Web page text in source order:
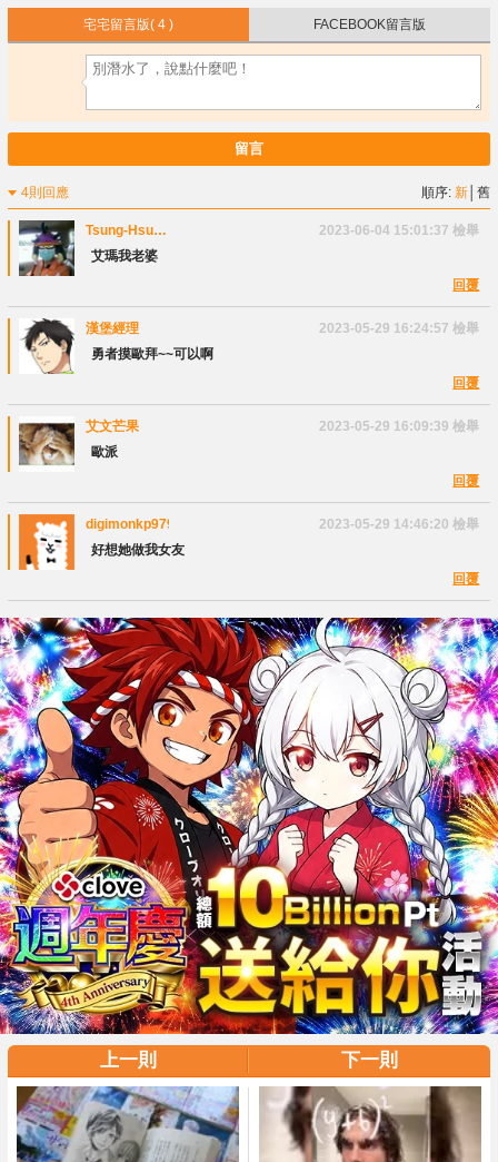
宅宅留言版( 4 ) FACEBOOK留言版
留言
4則回應 順序:新 │舊
Tsung-Hsun
Lee
2023-06-04 15:01:37 檢舉
艾瑪我老婆
回覆
漢堡經理 2023-05-29 16:24:57 檢舉
勇者摸歐拜~~可以啊
回覆
艾文芒果 2023-05-29 16:09:39 檢舉
歐派
回覆
digimonkp9799 2023-05-29 14:46:20 檢舉
好想她做我女友
回覆
上一則 下一則